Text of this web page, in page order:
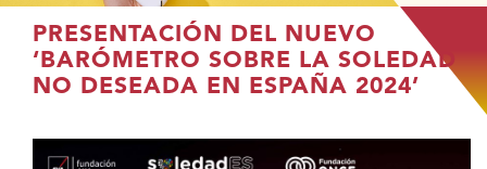
encuentras
principal
PRESENTACIÓN DEL NUEVO
‘BARÓMETRO SOBRE LA SOLEDAD
NO DESEADA EN ESPAÑA 2024’